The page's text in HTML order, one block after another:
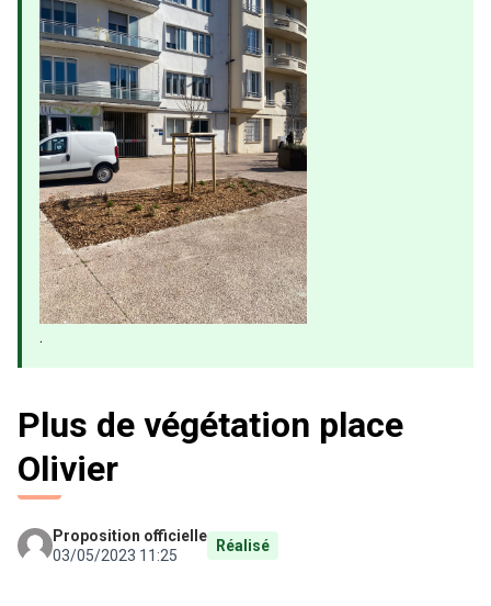
.
Plus de végétation place
Olivier
Proposition officielle
03/05/2023 11:25
Réalisé